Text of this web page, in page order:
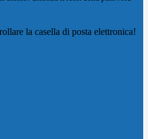
la casella di posta elettronica!